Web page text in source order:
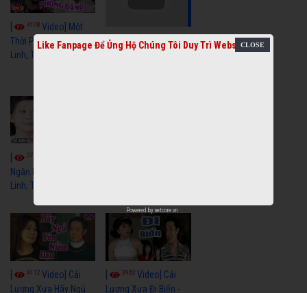
4108 Video] Một
Thời Phóng Đãng - Vũ
Linh, Tài Linh, Chí Linh
[
Video] Sóng
3765
Ngân Hà - Vũ Linh, Tài
Linh, Thoại Mỹ
4112 Video] Cải
Lương Xưa Hãy Ngủ
3962Video] Cải
Lương Xưa Đi Biển -
Like Fanpage Để Ủng Hộ Chúng Tôi Duy Trì Website
Powered by netcore.vn